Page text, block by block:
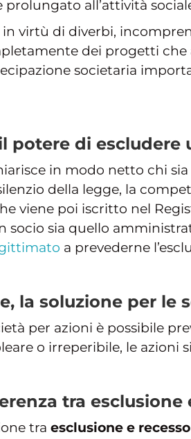
all’attività
in virtù di diverbi,
dei progetti
societaria
potere di escludere
in modo netto chi sia
della legge, la
viene poi iscritto nel
socio sia quello
a prevederne
la soluzione per le
per azioni è possibile
o irreperibile, le azioni
tra esclusione
tra esclusione e recesso